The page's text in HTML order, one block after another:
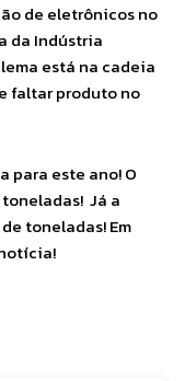
de eletrônicos no
da Indústria
está na cadeia
faltar produto no
para este ano! O
toneladas! Já a
toneladas! Em